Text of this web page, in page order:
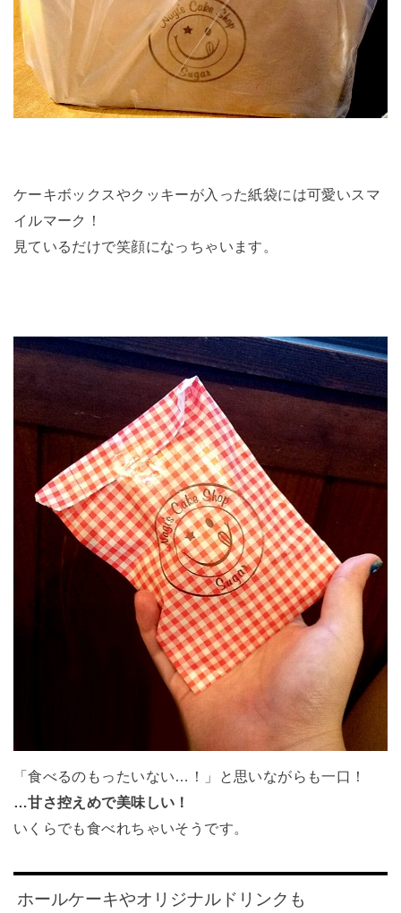
ケーキボックスやクッキーが入った紙袋には可愛いスマ
イルマーク！
見ているだけで笑顔になっちゃいます。
「食べるのもったいない…！」と思いながらも一口！
…甘さ控えめで美味しい！
いくらでも食べれちゃいそうです。
ホールケーキやオリジナルドリンクも